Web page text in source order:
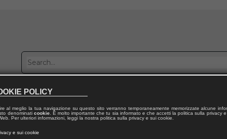
with us
POLICY
al meglio la tua navigazione su questo sito verranno temporaneamente memorizzate alcune
denominati cookie. È molto importante che tu sia informato e che accetti la politica sulla privacy
Per ulteriori informazioni, leggi la nostra politica sulla privacy e sui cookie.
e sui cookie